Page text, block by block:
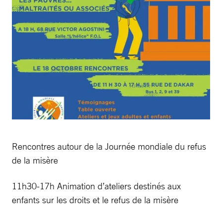
Rencontres autour de la Journée mondiale du refus
de la misère
11h30-17h Animation d’ateliers destinés aux
enfants sur les droits et le refus de la misère